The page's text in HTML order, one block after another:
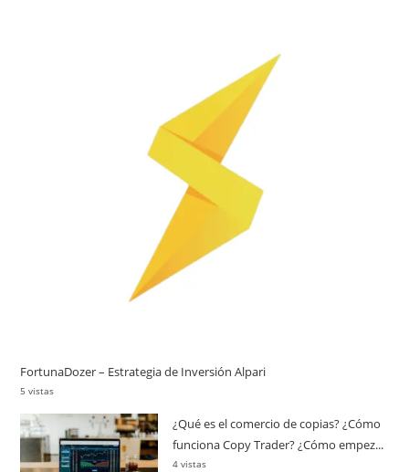
FortunaDozer – Estrategia de Inversión Alpari
5 vistas
¿Qué es el comercio de copias? ¿Cómo
funciona Copy Trader? ¿Cómo empez...
4 vistas